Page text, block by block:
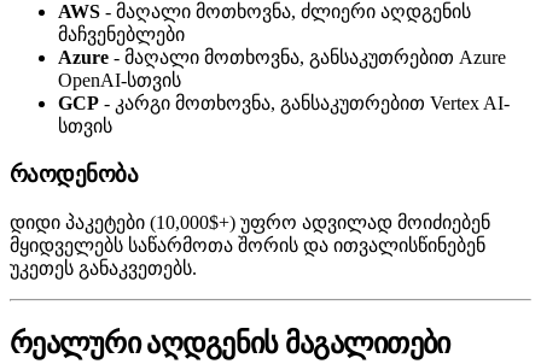
AWS - მაღალი მოთხოვნა, ძლიერი აღდგენის
მაჩვენებლები
Azure - მაღალი მოთხოვნა, განსაკუთრებით Azure
OpenAI-სთვის
GCP - კარგი მოთხოვნა, განსაკუთრებით Vertex AI-
სთვის
რაოდენობა
დიდი პაკეტები (10,000$+) უფრო ადვილად მოიძიებენ
მყიდველებს საწარმოთა შორის და ითვალისწინებენ
უკეთეს განაკვეთებს.
რეალური აღდგენის მაგალითები